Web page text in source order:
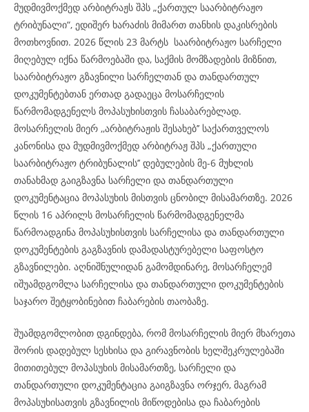
მუდმივმოქმედ არბიტრაჟს შპს „ქართულ საარბიტრაჟო
ტრიბუნალი“, ედიშერ ხარაძის მიმართ თანხის დაკისრების
მოთხოვნით. 2026 წლის 23 მარტს საარბიტრაჟო სარჩელი
მიღებულ იქნა წარმოებაში და, საქმის მომზადების მიზნით,
საარბიტრაჟო გზავნილი სარჩელთან და თანდართულ
დოკუმენტებთან ერთად გადაეცა მოსარჩელის
წარმომადგენელს მოპასუხისთვის ჩასაბარებლად.
მოსარჩელის მიერ ,,არბიტრაჟის შესახებ’’ საქართველოს
კანონისა და მუდმივმოქმედ არბიტრაჟ შპს „ქართული
საარბიტრაჟო ტრიბუნალის’’ დებულების მე-6 მუხლის
თანახმად გაიგზავნა სარჩელი და თანდართული
დოკუმენტაცია მოპასუხის მისთვის ცნობილ მისამართზე. 2026
წლის 16 აპრილს მოსარჩელის წარმომადგენელმა
წარმოადგინა მოპასუხისთვის სარჩელისა და თანდართული
დოკუმენტების გაგზავნის დამადასტურებელი საფოსტო
გზავნილები. აღნიშნულიდან გამომდინარე, მოსარჩელემ
იშუამდგომლა სარჩელისა და თანდართული დოკუმენტების
საჯარო შეტყობინებით ჩაბარების თაობაზე.
შუამდგომლობით დგინდება, რომ მოსარჩელის მიერ მხარეთა
შორის დადებულ სესხისა და გირავნობის ხელშეკრულებაში
მითითებულ მოპასუხის მისამართზე, სარჩელი და
თანდართული დოკუმენტაცია გაიგზავნა ორჯერ, მაგრამ
მოპასუხისათვის გზავნილის მიწოდებისა და ჩაბარების